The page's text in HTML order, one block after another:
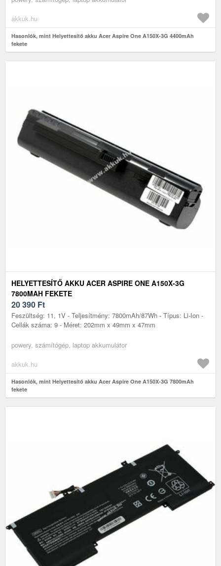
akkuk.hu
Hasonlók, mint Helyettesítő akku Acer Aspire One A150X-3G 4400mAh
fekete
HELYETTESÍTŐ AKKU ACER ASPIRE ONE A150X-3G
7800MAH FEKETE
20 390 Ft
Feszültség: 11, 1V - Teljesítmény: 7800mAh/87Wh - Típus: Li-Ion -
Cellák száma: 9 - Méret: 202mm x 49mm x 47mm
powery, számítógép, laptop akkumulátor
akkuk.hu
Hasonlók, mint Helyettesítő akku Acer Aspire One A150X-3G 7800mAh
fekete